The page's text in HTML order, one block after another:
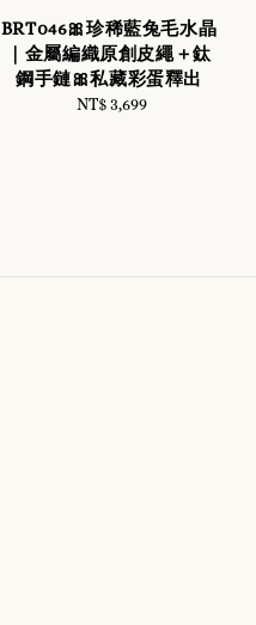
BRT046🎀珍稀藍兔毛水晶
｜金屬編織原創皮繩＋鈦
鋼手鏈🎀私藏彩蛋釋出
Regular
NT$ 3,699